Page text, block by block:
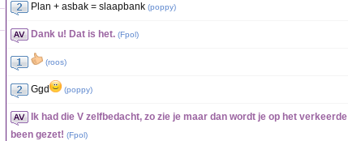
Plan + asbak = slaapbank (poppy)
Dank u! Dat is het. (Fpol)
(roos)
Ggd (poppy)
Ik had die V zelfbedacht, zo zie je maar dan wordt je op het verkeerde
been gezet! (Fpol)